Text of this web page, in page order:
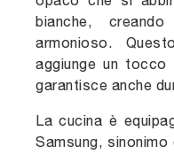
bianche,
armonioso.
aggiunge un
garantisce anche
La cucina è
Samsung,